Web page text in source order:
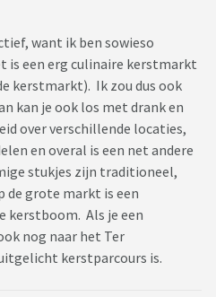
want ik ben sowieso
is een erg culinaire kerstmarkt
kerstmarkt). Ik zou dus ook
kan je ook los met drank en
over verschillende locaties,
en overal is een net andere
stukjes zijn traditioneel,
de grote markt is een
kerstboom. Als je een
nog naar het Ter
kerstparcours is.